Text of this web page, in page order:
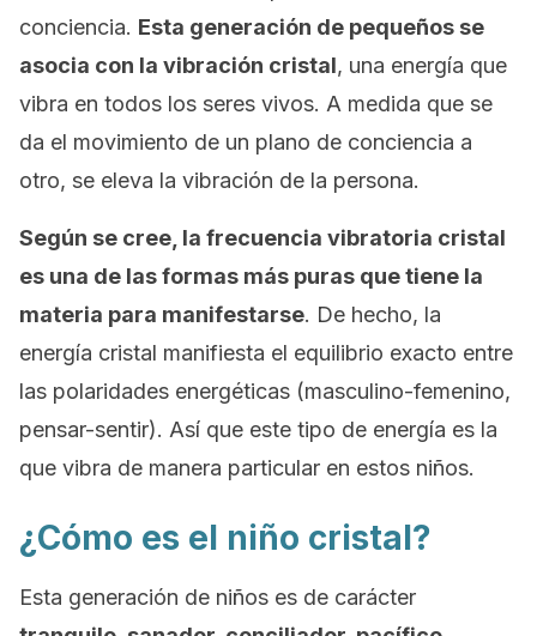
conciencia. Esta generación de pequeños se
asocia con la vibración cristal, una energía que
vibra en todos los seres vivos. A medida que se
da el movimiento de un plano de conciencia a
otro, se eleva la vibración de la persona.
Según se cree, la frecuencia vibratoria cristal
es una de las formas más puras que tiene la
materia para manifestarse. De hecho, la
energía cristal manifiesta el equilibrio exacto entre
las polaridades energéticas (masculino-femenino,
pensar-sentir). Así que este tipo de energía es la
que vibra de manera particular en estos niños.
¿Cómo es el niño cristal?
Esta generación de niños es de carácter